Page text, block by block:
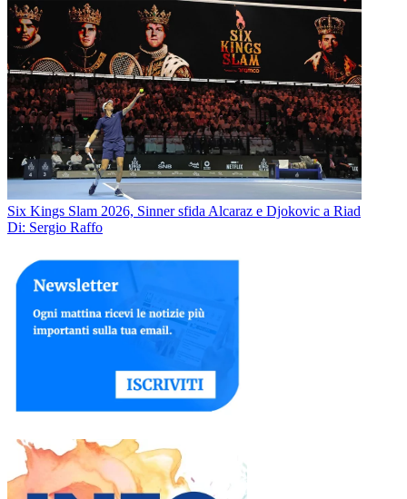
Six Kings Slam 2026, Sinner sfida Alcaraz e Djokovic a Riad
Di: Sergio Raffo